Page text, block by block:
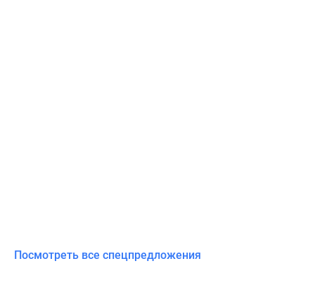
Посмотреть все спецпредложения